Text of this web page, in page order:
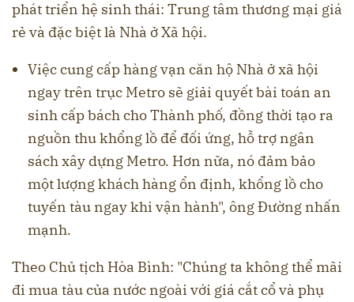
phát triển hệ sinh thái: Trung tâm thương mại giá
rẻ và đặc biệt là Nhà ở Xã hội.
Việc cung cấp hàng vạn căn hộ Nhà ở xã hội
ngay trên trục Metro sẽ giải quyết bài toán an
sinh cấp bách cho Thành phố, đồng thời tạo ra
nguồn thu khổng lồ để đối ứng, hỗ trợ ngân
sách xây dựng Metro. Hơn nữa, nó đảm bảo
một lượng khách hàng ổn định, khổng lồ cho
tuyến tàu ngay khi vận hành", ông Đường nhấn
mạnh.
Theo Chủ tịch Hòa Bình: "Chúng ta không thể mãi
đi mua tàu của nước ngoài với giá cắt cổ và phụ